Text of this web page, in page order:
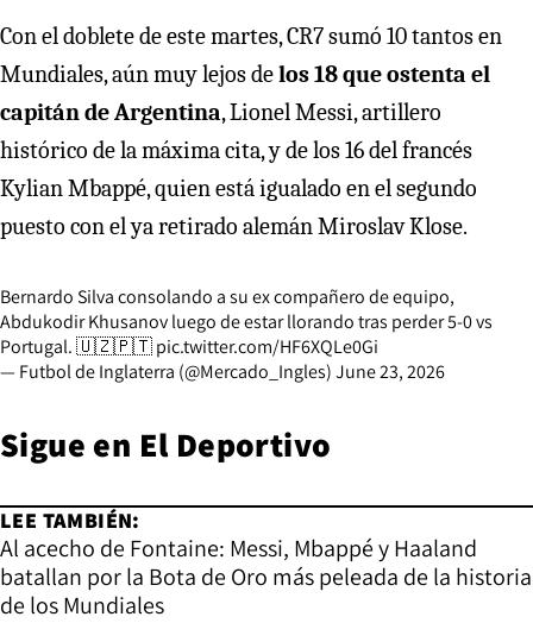
Con el doblete de este martes, CR7 sumó 10 tantos en
Mundiales, aún muy lejos delos 18 que ostenta el
capitán de Argentina, Lionel Messi, artillero
histórico de la máxima cita, y de los 16 del francés
Kylian Mbappé, quien está igualado en el segundo
puesto con el ya retirado alemán Miroslav Klose.
Bernardo Silva consolando a su ex compañero de equipo,
Abdukodir Khusanov luego de estar llorando tras perder 5-0 vs
Portugal. 🇺🇿🇵🇹pic.twitter.com/HF6XQLe0Gi
— Futbol de Inglaterra (@Mercado_Ingles)June 23, 2026
Sigue en El Deportivo
LEE TAMBIÉN:
Al acecho de Fontaine: Messi, Mbappé y Haaland
batallan por la Bota de Oro más peleada de la historia
de los Mundiales